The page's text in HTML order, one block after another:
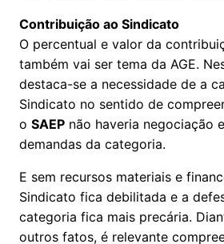
Contribuição ao Sindicato
O percentual e valor da
também vai ser tema da AGE.
destaca-se a necessidade de a
Sindicato no sentido de
o SAEP não haveria negociação
demandas da categoria.
E sem recursos materiais e
Sindicato fica debilitada e a
categoria fica mais precária.
outros fatos, é relevante